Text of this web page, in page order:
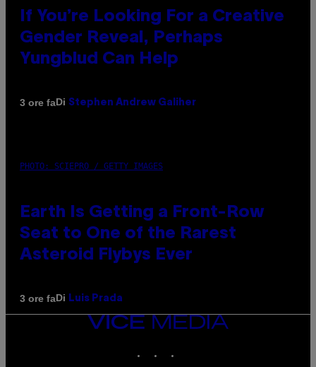
If You’re Looking For a Creative
Gender Reveal, Perhaps
Yungblud Can Help
3 ore faDi Stephen Andrew Galiher
PHOTO: SCIEPRO / GETTY IMAGES
Earth Is Getting a Front-Row
Seat to One of the Rarest
Asteroid Flybys Ever
3 ore faDi Luis Prada
VICE